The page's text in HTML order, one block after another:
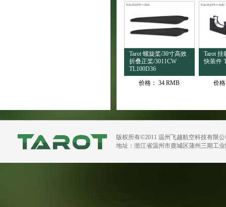
Tarot 螺旋桨/30寸高效
折叠正桨/3011CW
TL100D36
价格： 34 RMB
Tarot 挂
快装件
价
版权所有©2011 温州飞越航空科技有限
地址：浙江省温州市鹿城区蒲州三期工业